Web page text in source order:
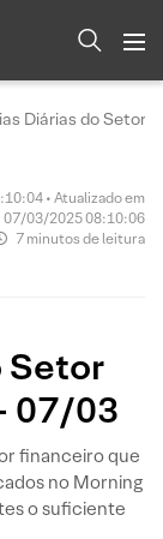
Diárias do Setor
• Atualizado em
07/03/2025 08:10:06
7 minutos de leitura
Setor
07/03
financeiro que
no Morning
o suficiente